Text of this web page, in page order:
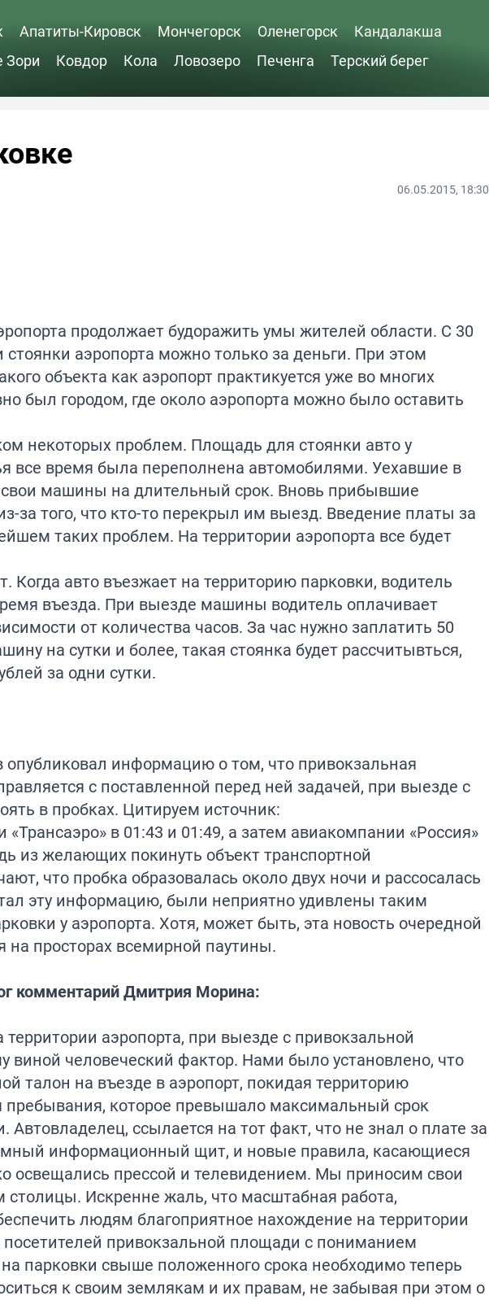
Апатиты-Кировск Мончегорск Оленегорск
Кандалакша
Зори
Ковдор Кола Ловозеро Печенга Терский берег
06.05.2015, 18:30
продолжает будоражить умы жителей области. С 30
аэропорта можно только за деньги. При этом
объекта как аэропорт практикуется уже во многих
был городом, где около аэропорта можно было оставить
некоторых проблем. Площадь для стоянки авто у
все время была переполнена автомобилями. Уехавшие в
свои машины на длительный срок. Вновь прибывшие
за того, что кто-то перекрыл им выезд. Введение платы за
таких проблем. На территории аэропорта все будет
Когда авто въезжает на территорию парковки, водитель
въезда. При выезде машины водитель оплачивает
от количества часов. За час нужно заплатить 50
на сутки и более, такая стоянка будет рассчитывться,
за одни сутки.
опубликовал информацию о том, что привокзальная
с поставленной перед ней задачей, при выезде с
в пробках. Цитируем источник:
в 01:43 и 01:49, а затем авиакомпании «Россия»
из желающих покинуть объект транспортной
что пробка образовалась около двух ночи и рассосалась
эту информацию, были неприятно удивлены таким
у аэропорта. Хотя, может быть, эта новость очередной
на просторах всемирной паутины.
комментарий Дмитрия Морина:
аэропорта, при выезде с привокзальной
виной человеческий фактор. Нами было установлено, что
талон на въезде в аэропорт, покидая территорию
пребывания, которое превышало максимальный срок
ссылается на тот факт, что не знал о плате за
информационный щит, и новые правила, касающиеся
освещались прессой и телевидением. Мы приносим свои
Искренне жаль, что масштабная работа,
людям благоприятное нахождение на территории
привокзальной площади с пониманием
парковки свыше положенного срока необходимо теперь
к своим землякам и их правам, не забывая при этом о